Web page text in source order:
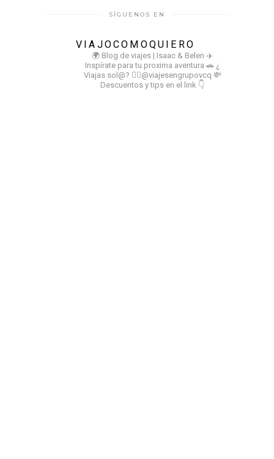
SÍGUENOS EN
VIAJOCOMOQUIERO
🌍 Blog de viajes | Isaac & Belen ✈️
Inspírate para tu proxima aventura 🚗 ¿
Viajas sol@? 👉🏻@viajesengrupovcq 💸
Descuentos y tips en el link 👇